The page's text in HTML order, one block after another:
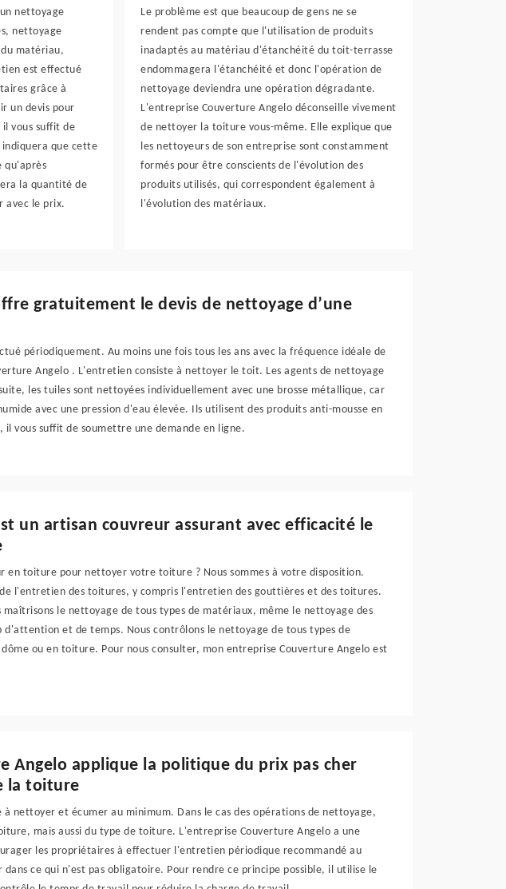
nettoyage
nettoyage
matériau,
est effectué
grâce à
un devis pour
vous suffit de
que cette
qu'après
la quantité de
avec le prix.
Le problème est que beaucoup de gens ne se
rendent pas compte que l'utilisation de produits
inadaptés au matériau d'étanchéité du toit-terrasse
endommagera l'étanchéité et donc l'opération de
nettoyage deviendra une opération dégradante.
L'entreprise Couverture Angelo déconseille vivement
de nettoyer la toiture vous-même. Elle explique que
les nettoyeurs de son entreprise sont constamment
formés pour être conscients de l'évolution des
produits utilisés, qui correspondent également à
l'évolution des matériaux.
gratuitement le devis de nettoyage d’une
périodiquement. Au moins une fois tous les ans avec la fréquence idéale de
Angelo . L'entretien consiste à nettoyer le toit. Les agents de nettoyage
les tuiles sont nettoyées individuellement avec une brosse métallique, car
avec une pression d'eau élevée. Ils utilisent des produits anti-mousse en
vous suffit de soumettre une demande en ligne.
un artisan couvreur assurant avec efficacité le
en toiture pour nettoyer votre toiture ? Nous sommes à votre disposition.
l'entretien des toitures, y compris l'entretien des gouttières et des toitures.
le nettoyage de tous types de matériaux, même le nettoyage des
d'attention et de temps. Nous contrôlons le nettoyage de tous types de
ou en toiture. Pour nous consulter, mon entreprise Couverture Angelo est
Angelo applique la politique du prix pas cher
la toiture
nettoyer et écumer au minimum. Dans le cas des opérations de nettoyage,
mais aussi du type de toiture. L'entreprise Couverture Angelo a une
les propriétaires à effectuer l'entretien périodique recommandé au
dans ce qui n'est pas obligatoire. Pour rendre ce principe possible, il utilise le